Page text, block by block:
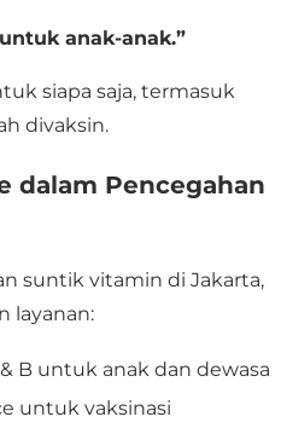
anak-anak.”
siapa saja, termasuk
divaksin.
dalam Pencegahan
suntik vitamin di Jakarta,
layanan:
B untuk anak dan dewasa
untuk vaksinasi